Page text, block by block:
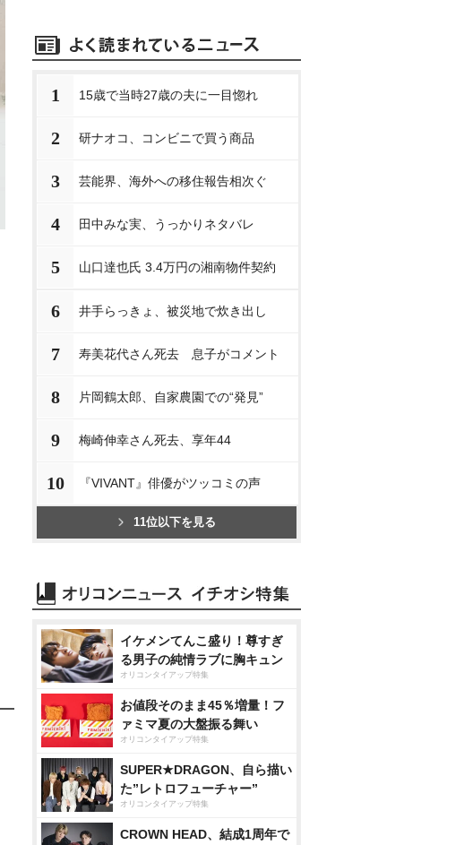
1 15歳で当時27歳の夫に一目惚れ
2 研ナオコ、コンビニで買う商品
3 芸能界、海外への移住報告相次ぐ
4 田中みな実、うっかりネタバレ
5 山口達也氏 3.4万円の湘南物件契約
6 井手らっきょ、被災地で炊き出し
7 寿美花代さん死去 息子がコメント
8 片岡鶴太郎、自家農園での“発見”
9 梅崎伸幸さん死去、享年44
10 『VIVANT』俳優がツッコミの声
11位以下を見る
イケメンてんこ盛り！尊すぎ
る男子の純情ラブに胸キュン
オリコンタイアップ特集
お値段そのまま45％増量！フ
ァミマ夏の大盤振る舞い
オリコンタイアップ特集
SUPER★DRAGON、自ら描い
た”レトロフューチャー”
オリコンタイアップ特集
CROWN HEAD、結成1周年で